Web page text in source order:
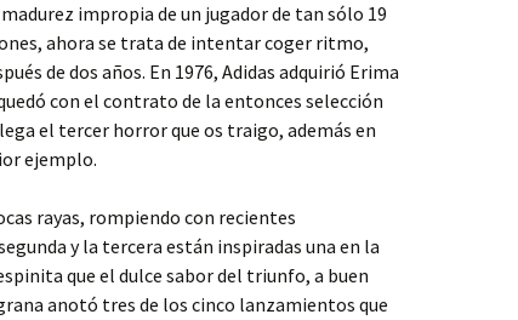
impropia de un jugador de tan sólo 19
ahora se trata de intentar coger ritmo,
de dos años. En 1976, Adidas adquirió Erima
con el contrato de la entonces selección
el tercer horror que os traigo, además en
ejemplo.
rayas, rompiendo con recientes
y la tercera están inspiradas una en la
que el dulce sabor del triunfo, a buen
anotó tres de los cinco lanzamientos que